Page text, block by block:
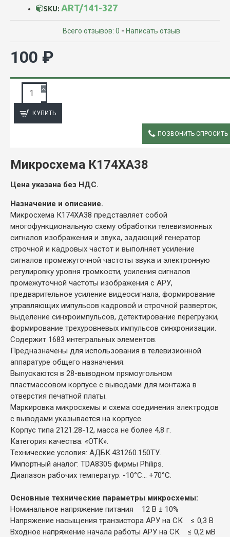
SKU: ART/141-327
Всего отзывов: 0 - Написать отзыв
100 ₽
КУПИТЬ
ПОЗВОНИТЬ СПРОСИТЬ
Микросхема К174ХА38
Цена указана без НДС.
Назначение и описание.
Микросхема К174ХА38 представляет собой
многофункциональную схему обработки телевизионных
сигналов изображения и звука, задающий генератор
строчной и кадровых частот и выполняет усиление
сигналов промежуточной частоты звука и электронную
регулировку уровня громкости, усиления сигналов
промежуточной частоты изображения с АРУ,
предварительное усиление видеосигнала, формирование
управляющих импульсов кадровой и строчной разверток,
выделение синхроимпульсов, детектирование перегрузки,
формирование трехуровневых импульсов синхронизации.
Содержит 1683 интегральных элементов.
Предназначены для использования в телевизионной
аппаратуре общего назначения.
Выпускаются в 28-выводном прямоугольном
пластмассовом корпусе с выводами для монтажа в
отверстия печатной платы.
Маркировка микросхемы и схема соединения электродов
с выводами указывается на корпусе.
Корпус типа 2121.28-12, масса не более 4,8 г.
Категория качества: «ОТК».
Технические условия: АДБК.431260.150ТУ.
Импортный аналог: TDA8305 фирмы Philips.
Диапазон рабочих температур: -10°С... +70°С.
Основные технические параметры микросхемы:
Номинальное напряжение питания 12 В ± 10%
Напряжение насыщения транзистора АРУ на СК ≤ 0,3 В
Входное напряжение начала работы АРУ на СК ≤ 0,2 мВ